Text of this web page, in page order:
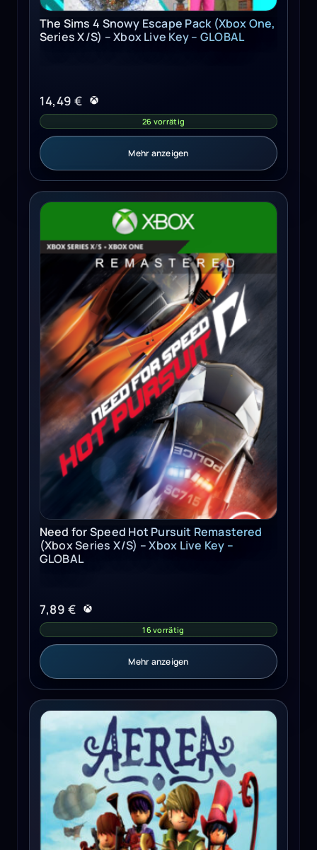
The Sims 4 Snowy Escape Pack (Xbox One,
Series X/S) – Xbox Live Key – GLOBAL
14,49 €
26 vorrätig
Mehr anzeigen
Need for Speed Hot Pursuit Remastered (Xbox Series X/
Need for Speed Hot Pursuit Remastered
(Xbox Series X/S) – Xbox Live Key –
GLOBAL
7,89 €
16 vorrätig
Mehr anzeigen
AereA Steam Key GLOBAL